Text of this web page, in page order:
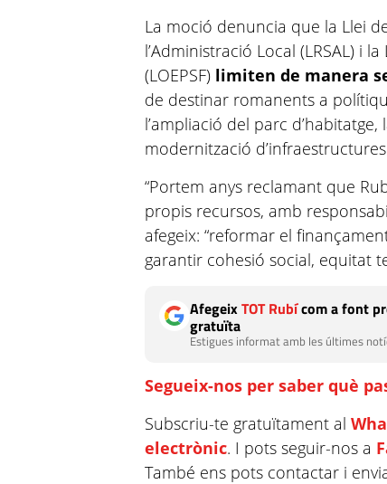
La moció denuncia que la Llei
l’Administració Local (LRSAL) i
(LOEPSF) limiten de manera
de destinar romanents a
l’ampliació del parc
modernització
“Portem anys reclamant que
propis recursos, amb
afegeix: “reformar el
garantir cohesió social, equitat
AfegeixTOT Rubícom a font
gratuïta
Estigues informat amb les últimes
Segueix-nos per saber què
Subscriu-te gratuïtament al
electrònic. I pots seguir-nos a
També ens pots contactar i